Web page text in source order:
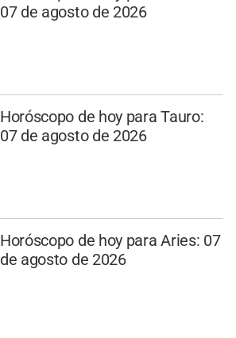
07 de agosto de 2026
Horóscopo de hoy para Tauro:
07 de agosto de 2026
Horóscopo de hoy para Aries: 07
de agosto de 2026